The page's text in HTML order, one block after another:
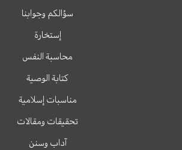
سؤالكم وجوابنا
إستخارة
محاسبة النفس
كتابة الوصية
مناسبات إسلامية
تحقيقات ومقالات
آداب وسنن